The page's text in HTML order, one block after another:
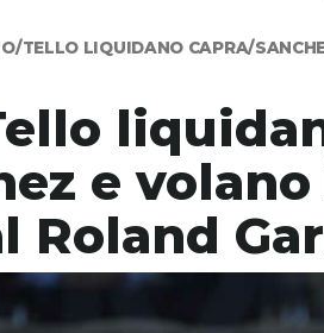
TELLO LIQUIDANO CAPRA/
e
Roland